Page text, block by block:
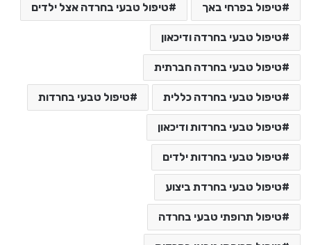
טיפול בפרחי באך טיפול טבעי בחרדה אצל ילדים
טיפול טבעי בחרדה ודיכאון
טיפול טבעי בחרדה חברתית
טיפול טבעי בחרדה כללית טיפול טבעי בחרדות
טיפול טבעי בחרדות ודיכאון
טיפול טבעי בחרדות ילדים
טיפול טבעי בחרדת ביצוע
טיפול תרופתי טבעי בחרדה